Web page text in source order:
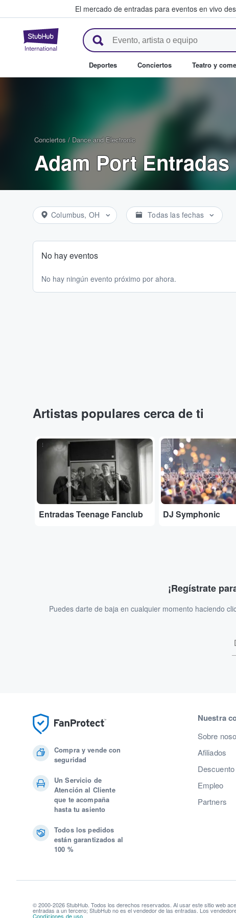
El mercado de entradas para eventos en vivo
StubHub: compra y venta de
Deportes Conciertos Teatro y
Conciertos / Dance and Electronic
Adam Port Entradas
Columbus, OH Todas las fechas
No hay eventos
No hay ningún evento próximo por ahora.
Artistas populares cerca de ti
...
Entradas Teenage Fanclub
Adobe Stock
DJ Symphonic
¡Regístrate
Puedes darte de baja en cualquier momento haciendo
Compra y vende con
seguridad
Un Servicio de
Atención al Cliente
que te acompaña
hasta tu asiento
Todos los pedidos
están garantizados al
100 %
Nuestra
Sobre
Afiliados
Empleo
Partners
© 2000-2026 StubHub. Todos los derechos reservados. Al usar este sitio web
entradas a un tercero; StubHub no es el vendedor de las entradas. Los
Condiciones de uso